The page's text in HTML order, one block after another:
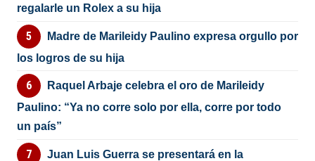
regalarle un Rolex a su hija
Madre de Marileidy Paulino expresa orgullo por
los logros de su hija
Raquel Arbaje celebra el oro de Marileidy
Paulino: “Ya no corre solo por ella, corre por todo
un país”
Juan Luis Guerra se presentará en la